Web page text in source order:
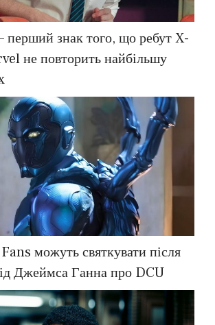
знак того, що ребут X-
не повторить найбільшу
можуть святкувати після
Джеймса Ганна про DCU